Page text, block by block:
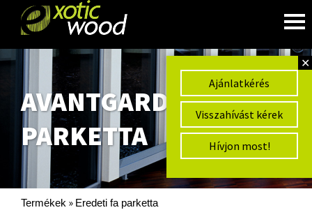
✕
Ajánlatkérés
Visszahívást kérek
Hívjon most!
AVANTGARD IPARI
PARKETTA
Termékek » Eredeti fa parketta